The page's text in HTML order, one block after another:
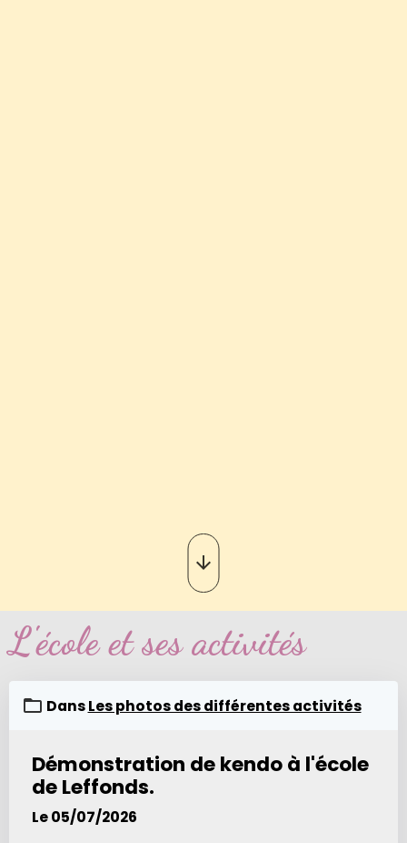
L'école et ses activités
DansLes photos des différentes activités
Démonstration de kendo à l'école
de Leffonds.
Le 05/07/2026